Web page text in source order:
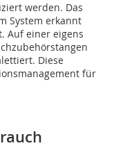
werden. Das
System erkannt
Auf einer eigens
Diese
für